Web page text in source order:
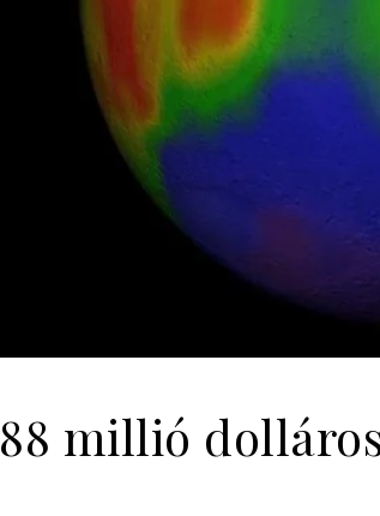
88 millió